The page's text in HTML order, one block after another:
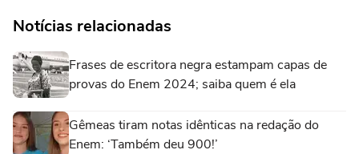
Notícias relacionadas
Frases de escritora negra estampam capas de
provas do Enem 2024; saiba quem é ela
Gêmeas tiram notas idênticas na redação do
Enem: ‘Também deu 900!’